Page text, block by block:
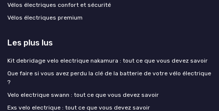
Vélos électriques confort et sécurité
Vélos électriques premium
Les plus lus
Kit debridage velo electrique nakamura : tout ce que vous devez savoir
Que faire si vous avez perdu la clé de la batterie de votre vélo électrique
?
Velo electrique swann : tout ce que vous devez savoir
Exs velo electrique : tout ce que vous devez savoir